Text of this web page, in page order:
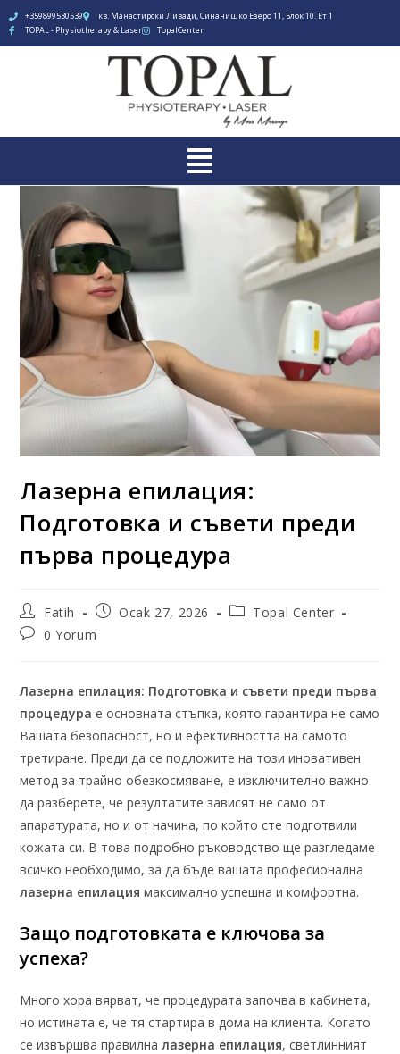
+359899530539
кв. Манастирски Ливади, Синанишко Езеро 11, Блок 10. Ет 1
TOPAL - Physiotherapy & Laser
TopalCenter
Лазерна епилация:
Подготовка и съвети преди
първа процедура
Fatih Ocak 27, 2026
Topal Center
0 Yorum
Лазерна епилация: Подготовка и съвети преди първа
процедура е основната стъпка, която гарантира не само
Вашата безопасност, но и ефективността на самото
третиране. Преди да се подложите на този иновативен
метод за трайно обезкосмяване, е изключително важно
да разберете, че резултатите зависят не само от
апаратурата, но и от начина, по който сте подготвили
кожата си. В това подробно ръководство ще разгледаме
всичко необходимо, за да бъде вашата професионална
лазерна епилация максимално успешна и комфортна.
Защо подготовката е ключова за
успеха?
Много хора вярват, че процедурата започва в кабинета,
но истината е, че тя стартира в дома на клиента. Когато
се извършва правилналазерна епилация, светлинният